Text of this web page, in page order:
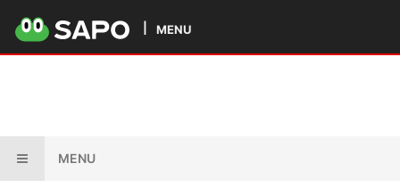
MENU
MENU